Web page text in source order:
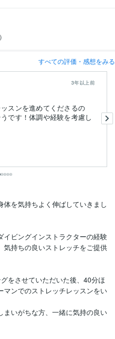
すべての評価・感想をみる
3年以上前
スンを進めてくださるの
です！体調や経験を考慮し
を気持ちよく伸ばしていきまし
イビングインストラクターの経験
気持ちの良いストレッチをご提供
をさせていただいた後、40分ほ
マンでのストレッチレッスンをい
いがちな方、一緒に気持の良い